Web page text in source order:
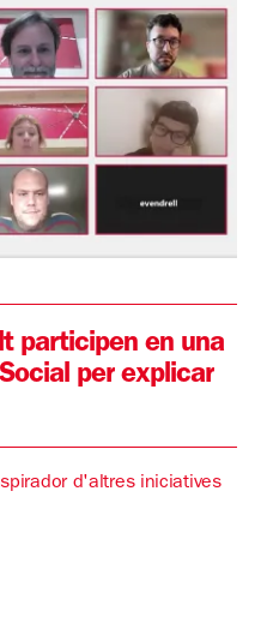
participen en una
per explicar
d'altres iniciatives